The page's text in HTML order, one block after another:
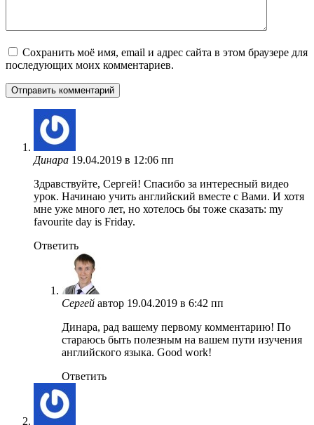
Сохранить моё имя, email и адрес сайта в этом браузере для
последующих моих комментариев.
Динара 19.04.2019 в 12:06 пп
Здравствуйте, Сергей! Спасибо за интересный видео
урок. Начинаю учить английский вместе с Вами. И хотя
мне уже много лет, но хотелось бы тоже сказать: my
favourite day is Friday.
Ответить
Сергей автор 19.04.2019 в 6:42 пп
Динара, рад вашему первому комментарию! По
стараюсь быть полезным на вашем пути изучения
английского языка. Good work!
Ответить